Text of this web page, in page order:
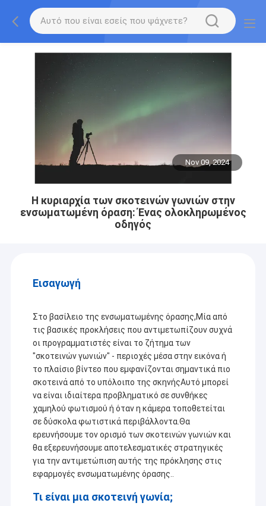
Nov 09, 2024
Η κυριαρχία των σκοτεινών γωνιών στην
ενσωματωμένη όραση: Ένας ολοκληρωμένος
οδηγός
Εισαγωγή
Στο βασίλειο της ενσωματωμένης όρασης,Μία από
τις βασικές προκλήσεις που αντιμετωπίζουν συχνά
οι προγραμματιστές είναι το ζήτημα των
"σκοτεινών γωνιών" - περιοχές μέσα στην εικόνα ή
το πλαίσιο βίντεο που εμφανίζονται σημαντικά πιο
σκοτεινά από το υπόλοιπο της σκηνήςΑυτό μπορεί
να είναι ιδιαίτερα προβληματικό σε συνθήκες
χαμηλού φωτισμού ή όταν η κάμερα τοποθετείται
σε δύσκολα φωτιστικά περιβάλλοντα.Θα
ερευνήσουμε τον ορισμό των σκοτεινών γωνιών και
θα εξερευνήσουμε αποτελεσματικές στρατηγικές
για την αντιμετώπιση αυτής της πρόκλησης στις
εφαρμογές ενσωματωμένης όρασης..
Τι είναι μια σκοτεινή γωνία;